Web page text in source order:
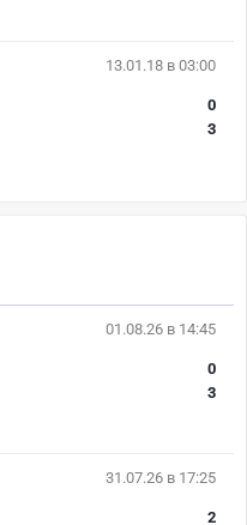
13.01.18 в 03:00
0
3
01.08.26 в 14:45
0
3
31.07.26 в 17:25
2